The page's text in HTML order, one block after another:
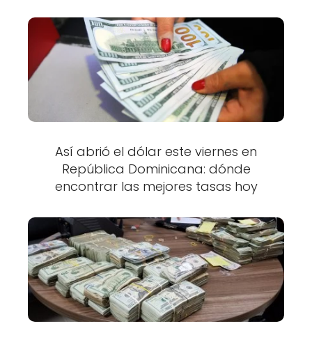
Así abrió el dólar este viernes en
República Dominicana: dónde
encontrar las mejores tasas hoy